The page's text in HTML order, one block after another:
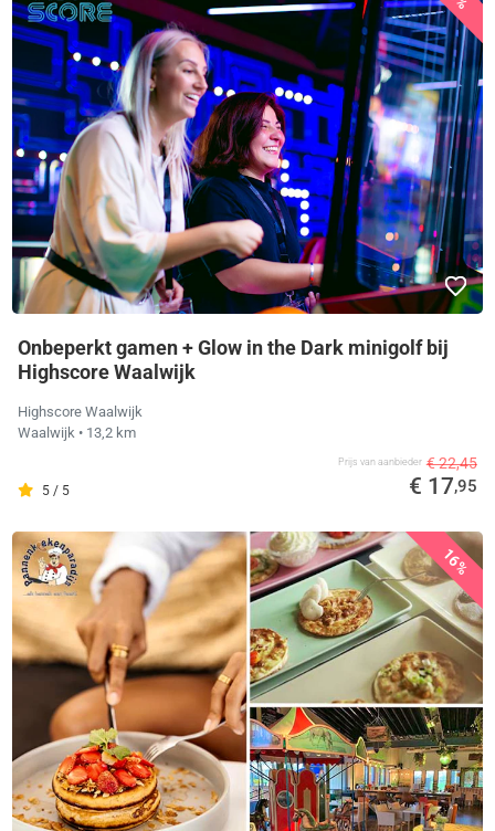
Onbeperkt gamen + Glow in the Dark minigolf bij
Highscore Waalwijk
Highscore Waalwijk
Waalwijk • 13,2 km
5 / 5
Prijs van aanbieder € 22,45
€ 17,95
16%